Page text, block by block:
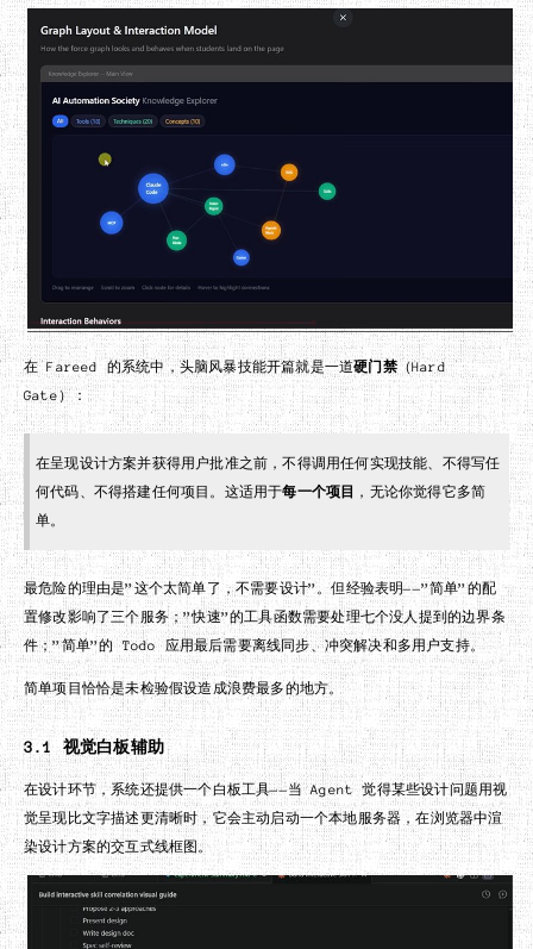
在 Fareed 的系统中，头脑风暴技能开篇就是一道硬门禁（Hard
Gate）：
在呈现设计方案并获得用户批准之前，不得调用任何实现技能、不得写任
何代码、不得搭建任何项目。这适用于每一个项目
，无论你觉得它多简
单。
最危险的理由是”这个太简单了，不需要设计”。但经验表明——”简单”的配
置修改影响了三个服务；”快速”的工具函数需要处理七个没人提到的边界条
件；”简单”的 Todo 应用最后需要离线同步、冲突解决和多用户支持。
简单项目恰恰是未检验假设造成浪费最多的地方。
3.1 视觉白板辅助
在设计环节，系统还提供一个白板工具——当 Agent 觉得某些设计问题用视
觉呈现比文字描述更清晰时，它会主动启动一个本地服务器，在浏览器中渲
染设计方案的交互式线框图。